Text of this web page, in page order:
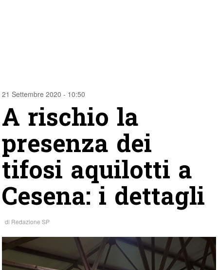
21 Settembre 2020 - 10:50
A rischio la
presenza dei
tifosi aquilotti a
Cesena: i dettagli
di Redazione SP